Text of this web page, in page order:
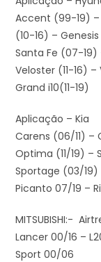
Accent (99-19) –
(10-16) –
Santa Fe (07-19)
Veloster (11-16)
Grand i10(11-19)
Aplicação – Kia
Carens (06/11)
Optima (11/19) –
Sportage (03/19)
Picanto 07/19 –
MITSUBISHI:-
Lancer 00/16 –
Sport 00/06